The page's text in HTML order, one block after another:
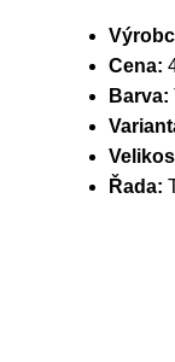
Cena:
Barva:
Řada: